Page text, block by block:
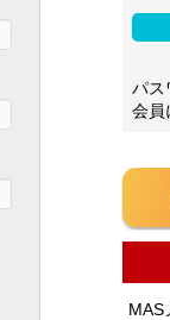
パス
会員
MAS